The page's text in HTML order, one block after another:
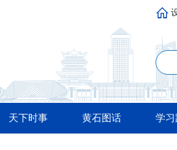
天下时事 黄石图话 学习